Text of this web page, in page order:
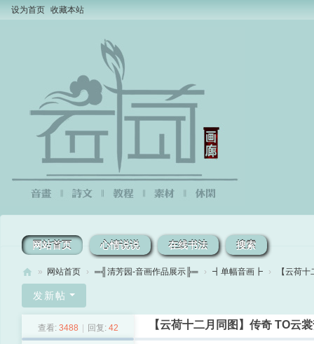
设为首页 收藏本站
网站首页 心情说说 在线书法 搜索
荷
» 网站首页 › ═╣清芳园-音画作品展示╠═ › ┫单幅音画┣ › 【云荷
发新帖
查看: 3488 回复: 42 【云荷十二月同图】传奇 TO云